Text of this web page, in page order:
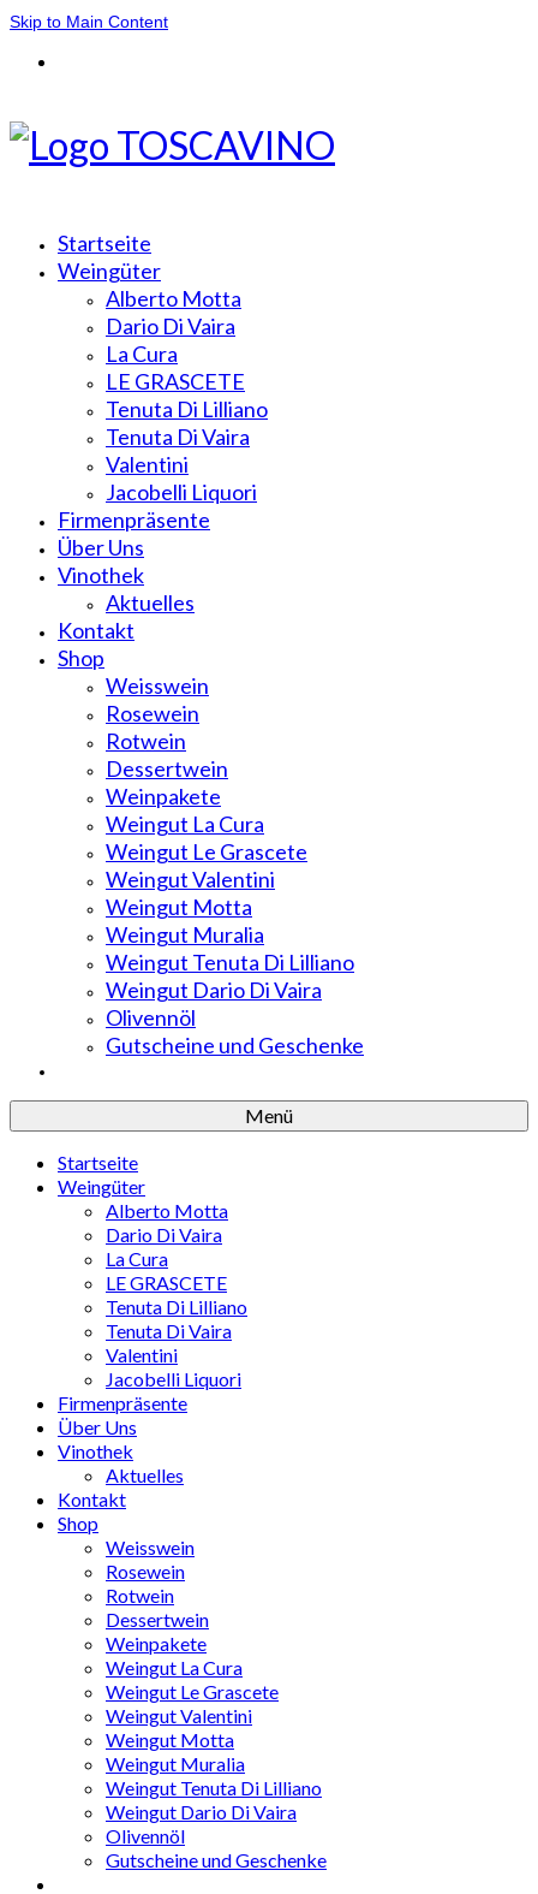
Skip to Main Content
Startseite
Weingüter
Alberto Motta
Dario Di Vaira
La Cura
LE GRASCETE
Tenuta Di Lilliano
Tenuta Di Vaira
Valentini
Jacobelli Liquori
Firmenpräsente
Über Uns
Vinothek
Aktuelles
Kontakt
Shop
Weisswein
Rosewein
Rotwein
Dessertwein
Weinpakete
Weingut La Cura
Weingut Le Grascete
Weingut Valentini
Weingut Motta
Weingut Muralia
Weingut Tenuta Di Lilliano
Weingut Dario Di Vaira
Olivennöl
Gutscheine und Geschenke
Menü
Startseite
Weingüter
Alberto Motta
Dario Di Vaira
La Cura
LE GRASCETE
Tenuta Di Lilliano
Tenuta Di Vaira
Valentini
Jacobelli Liquori
Firmenpräsente
Über Uns
Vinothek
Aktuelles
Kontakt
Shop
Weisswein
Rosewein
Rotwein
Dessertwein
Weinpakete
Weingut La Cura
Weingut Le Grascete
Weingut Valentini
Weingut Motta
Weingut Muralia
Weingut Tenuta Di Lilliano
Weingut Dario Di Vaira
Olivennöl
Gutscheine und Geschenke